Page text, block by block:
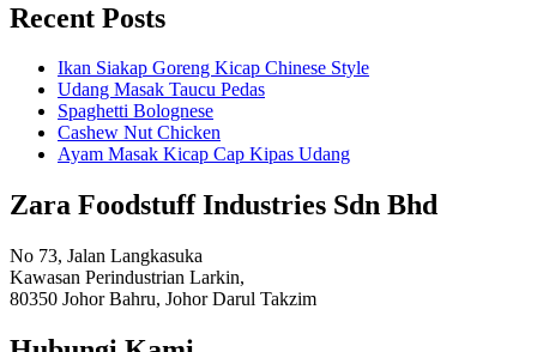
Recent Posts
Ikan Siakap Goreng Kicap Chinese Style
Udang Masak Taucu Pedas
Spaghetti Bolognese
Cashew Nut Chicken
Ayam Masak Kicap Cap Kipas Udang
Zara Foodstuff Industries Sdn Bhd
No 73, Jalan Langkasuka
Kawasan Perindustrian Larkin,
80350 Johor Bahru, Johor Darul Takzim